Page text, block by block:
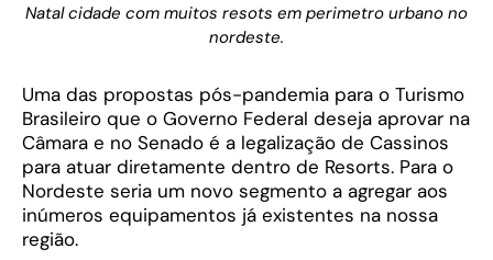
Natal cidade com muitos resots em perimetro urbano no
nordeste.
Uma das propostas pós-pandemia para o Turismo
Brasileiro que o Governo Federal deseja aprovar na
Câmara e no Senado é a legalização de Cassinos
para atuar diretamente dentro de Resorts. Para o
Nordeste seria um novo segmento a agregar aos
inúmeros equipamentos já existentes na nossa
região.